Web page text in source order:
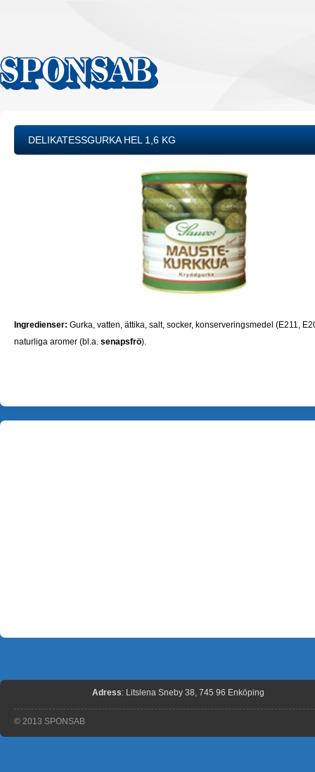
DELIKATESSGURKA HEL 1,6 KG
Ingredienser: Gurka, vatten, ättika, salt, socker, konserveringsmedel (E211,
naturliga aromer (bl.a. senapsfrö).
Adress: Litslena Sneby 38, 745 96 Enköping
© 2013 SPONSAB